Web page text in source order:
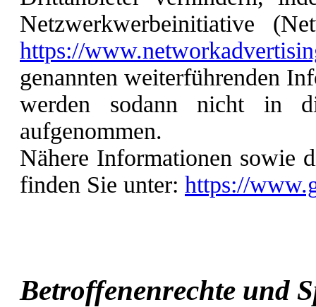
Netzwerkwerbeinitiative
https://
genannten weiterführenden
werden sodann nicht in
aufgenommen.
Nähere Informationen sowie
finden Sie unter: https://
Betroffenenrechte und